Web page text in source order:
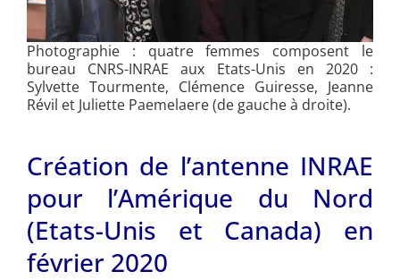
Photographie : quatre femmes composent le
bureau CNRS-INRAE aux Etats-Unis en 2020 :
Sylvette Tourmente, Clémence Guiresse, Jeanne
Révil et Juliette Paemelaere (de gauche à droite).
Création de l’antenne INRAE
pour l’Amérique du Nord
(Etats-Unis et Canada) en
février 2020